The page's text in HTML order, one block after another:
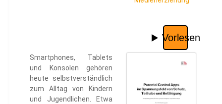
Smartphones, Tablets
und Konsolen gehören
heute selbstverständlich
zum Alltag von Kindern
und Jugendlichen. Etwa